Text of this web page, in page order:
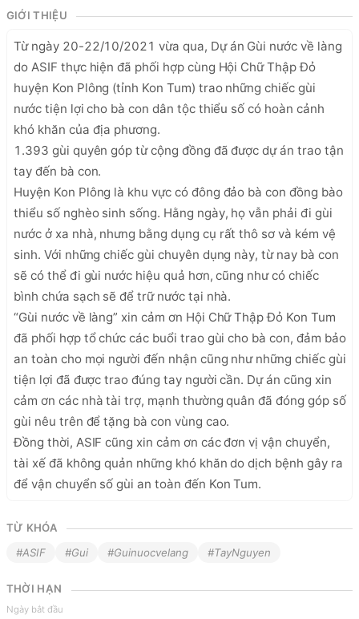
GIỚI THIỆU
Từ ngày 20-22/10/2021 vừa qua, Dự án Gùi nước về làng
do ASIF thực hiện đã phối hợp cùng Hội Chữ Thập Đỏ
huyện Kon Plông (tỉnh Kon Tum) trao những chiếc gùi
nước tiện lợi cho bà con dân tộc thiểu số có hoàn cảnh
khó khăn của địa phương.
1.393 gùi quyên góp từ cộng đồng đã được dự án trao tận
tay đến bà con.
Huyện Kon Plông là khu vực có đông đảo bà con đồng bào
thiểu số nghèo sinh sống. Hằng ngày, họ vẫn phải đi gùi
nước ở xa nhà, nhưng bằng dụng cụ rất thô sơ và kém vệ
sinh. Với những chiếc gùi chuyên dụng này, từ nay bà con
sẽ có thể đi gùi nước hiệu quả hơn, cũng như có chiếc
bình chứa sạch sẽ để trữ nước tại nhà.
“Gùi nước về làng” xin cảm ơn Hội Chữ Thập Đỏ Kon Tum
đã phối hợp tổ chức các buổi trao gùi cho bà con, đảm bảo
an toàn cho mọi người đến nhận cũng như những chiếc gùi
tiện lợi đã được trao đúng tay người cần. Dự án cũng xin
cảm ơn các nhà tài trợ, mạnh thường quân đã đóng góp số
gùi nêu trên để tặng bà con vùng cao.
Đồng thời, ASIF cũng xin cảm ơn các đơn vị vận chuyển,
tài xế đã không quản những khó khăn do dịch bệnh gây ra
để vận chuyển số gùi an toàn đến Kon Tum.
TỪ KHÓA
#ASIF
#Gui #Guinuocvelang #TayNguyen
THỜI HẠN
Ngày bắt đầu